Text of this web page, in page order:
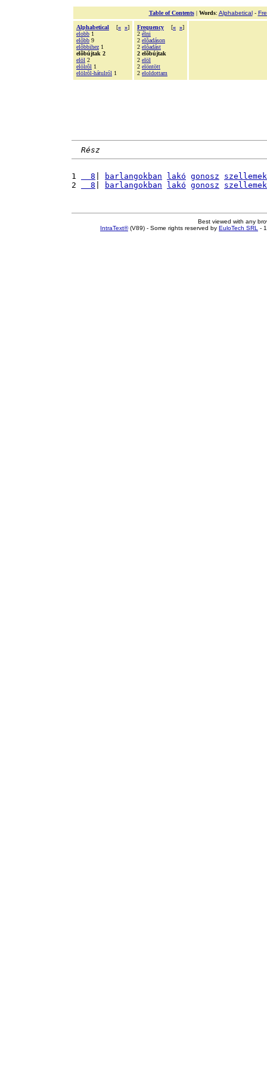
Table of Contents| Words: Alphabetical-
Alphabetical [« »]
elobb 1
elõbb 9
elõbbihez 1
elõbújtak 2
elöl 2
elölrõl 1
elölrõl-hátulról 1
Frequency [« »]
2 élni
2 elõadáson
2 elõadást
2 elõbújtak
2 elöl
2 elöntött
2 eloldottam
Rész
1
  8
barlangokban lakó gonosz
szellemek
2
  8
barlangokban lakó gonosz szellemek
Best viewed with any
IntraText®(V89) - Some rights reserved by EuloTech SRL -